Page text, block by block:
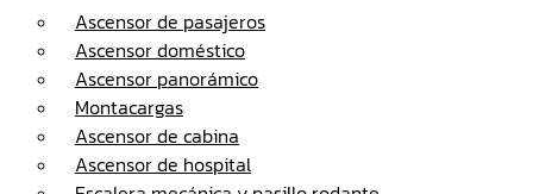
Ascensor de pasajeros
Ascensor doméstico
Ascensor panorámico
Montacargas
Ascensor de cabina
Ascensor de hospital